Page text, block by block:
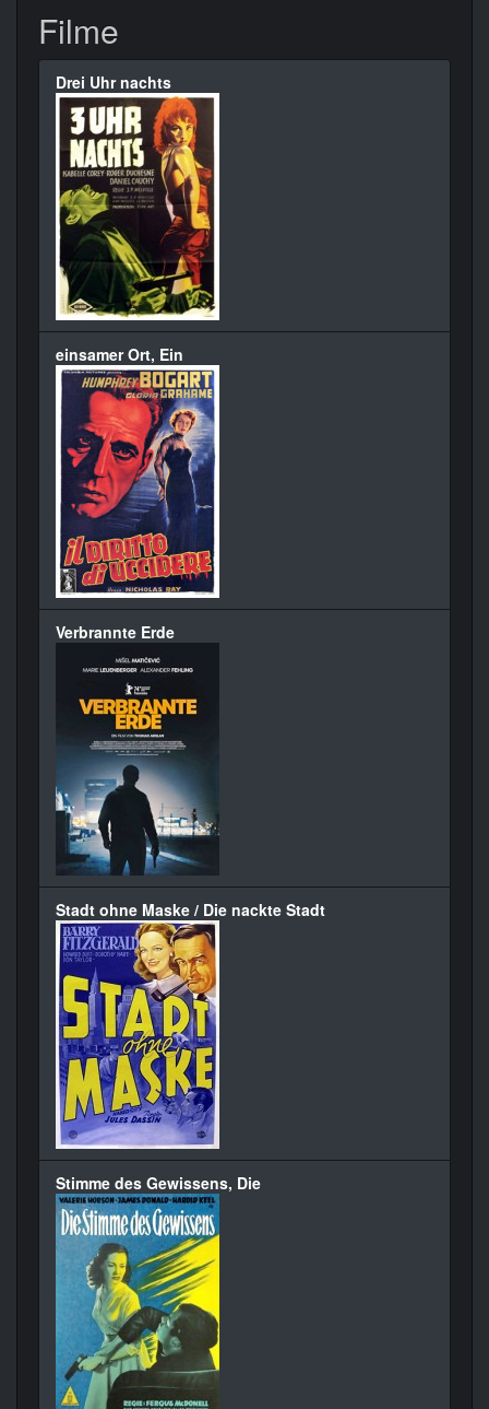
Filme
Drei Uhr nachts
einsamer Ort, Ein
Verbrannte Erde
Stadt ohne Maske / Die nackte Stadt
Stimme des Gewissens, Die